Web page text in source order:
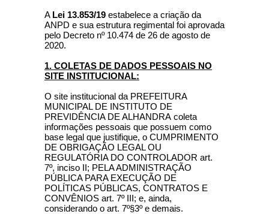
A Lei 13.853/19 estabelece a criação da
ANPD e sua estrutura regimental foi aprovada
pelo Decreto nº 10.474 de 26 de agosto de
2020.
1. COLETAS DE DADOS PESSOAIS NO
SITE INSTITUCIONAL:
O site institucional da PREFEITURA
MUNICIPAL DE INSTITUTO DE
PREVIDÊNCIA DE ALHANDRA coleta
informações pessoais que possuem como
base legal que justifique, o CUMPRIMENTO
DE OBRIGAÇÃO LEGAL OU
REGULATÓRIA DO CONTROLADOR art.
7º, inciso II; PELA ADMINISTRAÇÃO
PÚBLICA PARA EXECUÇÃO DE
POLÍTICAS PÚBLICAS, CONTRATOS E
CONVÊNIOS art. 7º III; e, ainda,
considerando o art. 7º§3º e demais.